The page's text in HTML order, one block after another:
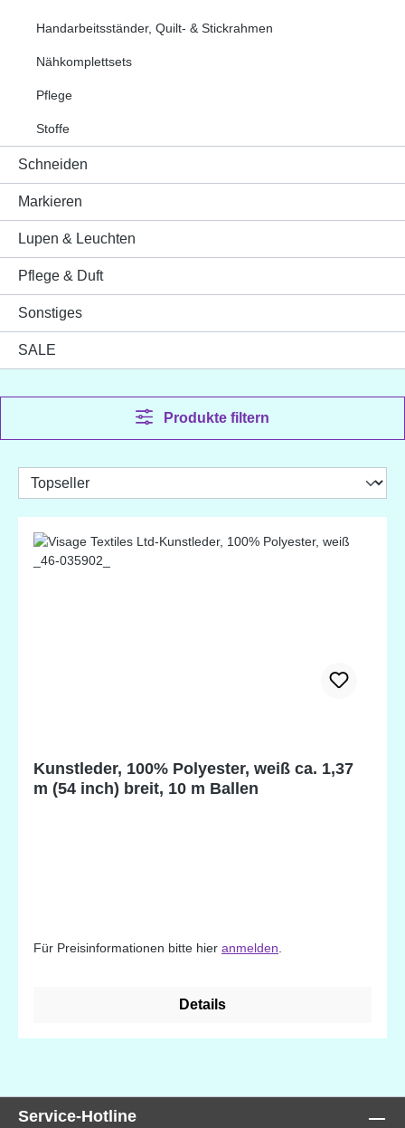
Handarbeitsständer, Quilt- & Stickrahmen
Nähkomplettsets
Pflege
Stoffe
Schneiden
Markieren
Lupen & Leuchten
Pflege & Duft
Sonstiges
SALE
Produkte filtern
Kunstleder, 100% Polyester, weiß ca. 1,37
m (54 inch) breit, 10 m Ballen
Für Preisinformationen bitte hier anmelden
Details
Service-Hotline